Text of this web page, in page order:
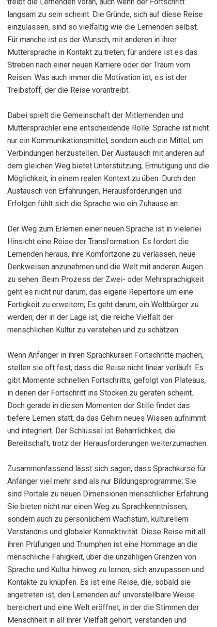
langsam zu sein scheint. Die Gründe, sich auf diese Reise
einzulassen, sind so vielfältig wie die Lernenden selbst.
Für manche ist es der Wunsch, mit anderen in ihrer
Muttersprache in Kontakt zu treten; für andere ist es das
Streben nach einer neuen Karriere oder der Traum vom
Reisen. Was auch immer die Motivation ist, es ist der
Treibstoff, der die Reise vorantreibt.
Dabei spielt die Gemeinschaft der Mitlernenden und
Muttersprachler eine entscheidende Rolle. Sprache ist nicht
nur ein Kommunikationsmittel, sondern auch ein Mittel, um
Verbindungen herzustellen. Der Austausch mit anderen auf
dem gleichen Weg bietet Unterstützung, Ermutigung und die
Möglichkeit, in einem realen Kontext zu üben. Durch den
Austausch von Erfahrungen, Herausforderungen und
Erfolgen fühlt sich die Sprache wie ein Zuhause an.
Der Weg zum Erlernen einer neuen Sprache ist in vielerlei
Hinsicht eine Reise der Transformation. Es fordert die
Lernenden heraus, ihre Komfortzone zu verlassen, neue
Denkweisen anzunehmen und die Welt mit anderen Augen
zu sehen. Beim Prozess der Zwei- oder Mehrsprachigkeit
geht es nicht nur darum, das eigene Repertoire um eine
Fertigkeit zu erweitern; Es geht darum, ein Weltbürger zu
werden, der in der Lage ist, die reiche Vielfalt der
menschlichen Kultur zu verstehen und zu schätzen.
Wenn Anfänger in ihren Sprachkursen Fortschritte machen,
stellen sie oft fest, dass die Reise nicht linear verläuft. Es
gibt Momente schnellen Fortschritts, gefolgt von Plateaus,
in denen der Fortschritt ins Stocken zu geraten scheint.
Doch gerade in diesen Momenten der Stille findet das
tiefere Lernen statt, da das Gehirn neues Wissen aufnimmt
und integriert. Der Schlüssel ist Beharrlichkeit, die
Bereitschaft, trotz der Herausforderungen weiterzumachen.
Zusammenfassend lässt sich sagen, dass Sprachkurse für
Anfänger viel mehr sind als nur Bildungsprogramme; Sie
sind Portale zu neuen Dimensionen menschlicher Erfahrung.
Sie bieten nicht nur einen Weg zu Sprachkenntnissen,
sondern auch zu persönlichem Wachstum, kulturellem
Verständnis und globaler Konnektivität. Diese Reise mit all
ihren Prüfungen und Triumphen ist eine Hommage an die
menschliche Fähigkeit, über die unzähligen Grenzen von
Sprache und Kultur hinweg zu lernen, sich anzupassen und
Kontakte zu knüpfen. Es ist eine Reise, die, sobald sie
angetreten ist, den Lernenden auf unvorstellbare Weise
bereichert und eine Welt eröffnet, in der die Stimmen der
Menschheit in all ihrer Vielfalt gehört, verstanden und